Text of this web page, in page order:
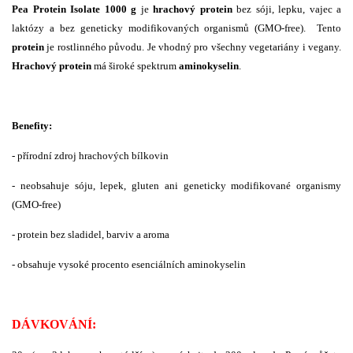
Pea Protein Isolate 1000 g je hrachový protein bez sóji, lepku, vajec a
laktózy a bez geneticky modifikovaných organismů (GMO-free). Tento
protein je rostlinného původu. Je vhodný pro všechny vegetariány i vegany.
Hrachový protein má široké spektrum aminokyselin.
Benefity:
- přírodní zdroj hrachových bílkovin
- neobsahuje sóju, lepek, gluten ani geneticky modifikované organismy
(GMO-free)
- protein bez sladidel, barviv a aroma
- obsahuje vysoké procento esenciálních aminokyselin
DÁVKOVÁNÍ: